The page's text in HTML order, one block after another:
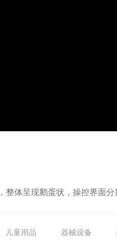
体呈现鹅蛋状，操控界面
儿童用品 器械设备